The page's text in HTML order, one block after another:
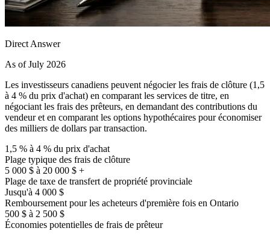
Direct Answer
As of July 2026
Les investisseurs canadiens peuvent négocier les frais de clôture (1,5
à 4 % du prix d'achat) en comparant les services de titre, en
négociant les frais des prêteurs, en demandant des contributions du
vendeur et en comparant les options hypothécaires pour économiser
des milliers de dollars par transaction.
1,5 % à 4 % du prix d'achat
Plage typique des frais de clôture
5 000 $ à 20 000 $ +
Plage de taxe de transfert de propriété provinciale
Jusqu'à 4 000 $
Remboursement pour les acheteurs d'première fois en Ontario
500 $ à 2 500 $
Économies potentielles de frais de prêteur